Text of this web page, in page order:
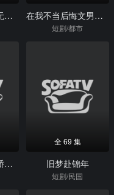
这个首领妹妹太无敌了 在我不当后悔文男主后
短剧/都市
乱世偏宠：许她骄纵倾城
全 69 集
旧梦赴锦年
短剧/民国